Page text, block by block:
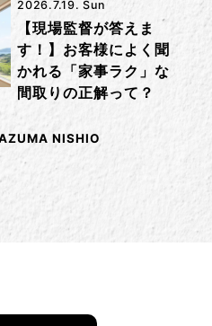
2026.7.19. Sun
【現場監督が答えま
す！】お客様によく聞
かれる「家事ラク」な
間取りの正解って？
NISHIO